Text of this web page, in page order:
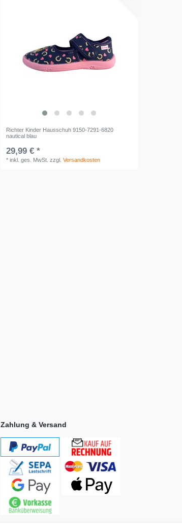
Richter Kinder Hausschuh 9150-7291-6820
nautical blau
29,99 € *
*inkl. ges. MwSt. zzgl.Versandkosten
Zahlung & Versand